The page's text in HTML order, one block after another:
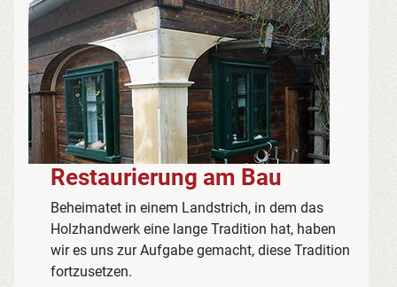
Restaurierung am Bau
Beheimatet in einem Landstrich, in dem das
Holzhandwerk eine lange Tradition hat, haben
wir es uns zur Aufgabe gemacht, diese Tradition
fortzusetzen.